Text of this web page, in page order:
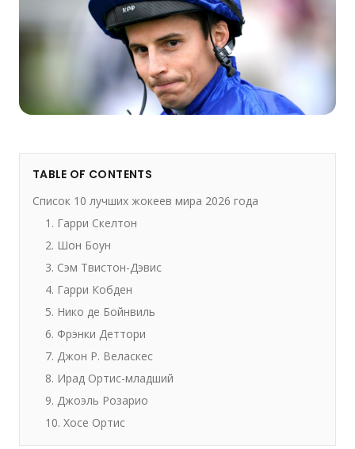
TABLE OF CONTENTS
Список 10 лучших жокеев мира 2026 года
1. Гарри Скелтон
2. Шон Боун
3. Сэм Твистон-Дэвис
4. Гарри Кобден
5. Нико де Бойнвиль
6. Фрэнки Деттори
7. Джон Р. Веласкес
8. Ирад Ортис-младший
9. Джоэль Розарио
10. Хосе Ортис